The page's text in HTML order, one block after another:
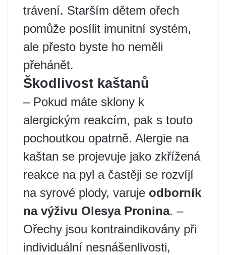
trávení. Starším dětem ořech
pomůže posílit imunitní systém,
ale přesto byste ho neměli
přehánět.
Škodlivost kaštanů
– Pokud máte sklony k
alergickým reakcím, pak s touto
pochoutkou opatrně. Alergie na
kaštan se projevuje jako zkřížená
reakce na pyl a častěji se rozvíjí
na syrové plody, varuje odborník
na výživu Olesya Pronina. –
Ořechy jsou kontraindikovány při
individuální nesnášenlivosti,